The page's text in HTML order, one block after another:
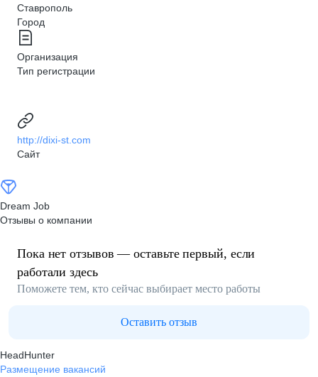
Ставрополь
Город
Организация
Тип регистрации
http://dixi-st.com
Сайт
Dream Job
Отзывы о компании
Пока нет отзывов — оставьте первый, если
работали здесь
Поможете тем, кто сейчас выбирает место работы
Оставить отзыв
HeadHunter
Размещение вакансий